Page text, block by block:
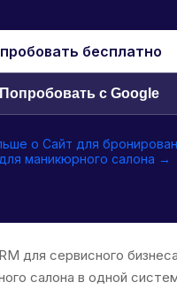
бесплатно
с Google
о Сайт для
маникюрного салона →
для сервисного
салона в одной